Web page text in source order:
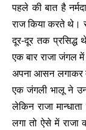
पहले की बात है
राज किया करते थे।
दूर-दूर तक प्रसिद्ध
एक बार राजा जंगल
अपना आसन लगाकर
एक जंगली भालू ने
लेकिन राजा
लगा तो ऐसे में राजा